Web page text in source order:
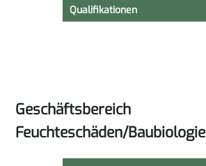
Qualifikationen
Geschäftsbereich
Feuchteschäden/Baubiologie